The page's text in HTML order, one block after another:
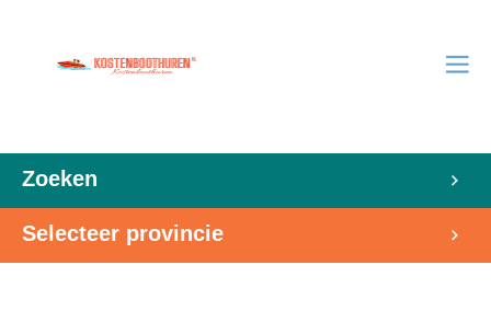
Zoeken
Selecteer provincie